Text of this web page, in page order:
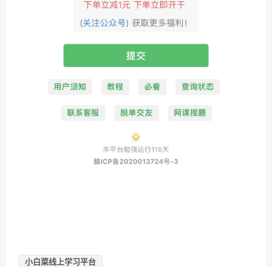
小白菜线上学习平台